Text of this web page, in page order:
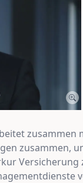
zusammen
zusammen,
Versicherung